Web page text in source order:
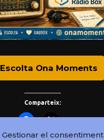
Gestionar el consentiment
Escolta Ona Moments
Comparteix: